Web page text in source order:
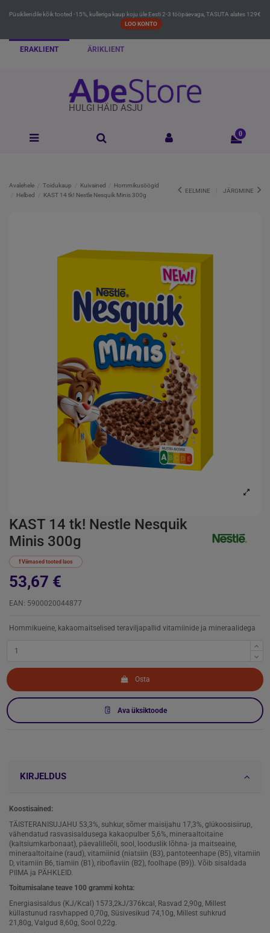
Püsikliendile kõik tooted -15%, kulleriga kaup koju üle Eesti 2-3 tööpäevaga, TASUTA alates 129€
LOO KONTO
ERAKLIENT ÄRIKLIENT
HULGI HÄID ASJU
0
Avalehele Toidukaup Kuivained
Hommikusöögid
Helbed
KAST 14 tk! Nestle Nesquik Minis 300g
EELMINE JÄRGMINE
KAST 14 tk! Nestle Nesquik
Minis 300g
Viimased tooted laos
53,67 €
EAN: 5900020044877
Hommikueine, kakaomaitselised teraviljapallid vitamiinide ja mineraalidega
Osta
Ava üksiktoode
KIRJELDUS
Koostisained:
TÄISTERANISUJAHU 53,3%, suhkur, sõmer maisijahu 17,3%, glükoosisiirup,
vähendatud rasvasisaldusega kakaopulber 5,6%, mineraaltoitaine
(kaltsiumkarbonaat), päevalilleõli, sool, looduslik lõhna- ja maitseaine,
mineraaltoitaine (raud), vitamiinid (niatsiin (B3), pantoteenhape (B5), vitamiin
D, vitamiin B6, tiamiin (B1), riboflaviin (B2), foolhape (B9)). Võib sisaldada
PIIMA ja PÄHKLEID.
Toitumisalane teave 100 grammi kohta:
Energiasisaldus (KJ/Kcal) 1573,2kJ/376kcal, Rasvad 2,90g, Millest
küllastunud rasvhapped 0,70g, Süsivesikud 74,10g, Millest suhkrud
21,80g, Valgud 8,60g, Sool 0,22g.